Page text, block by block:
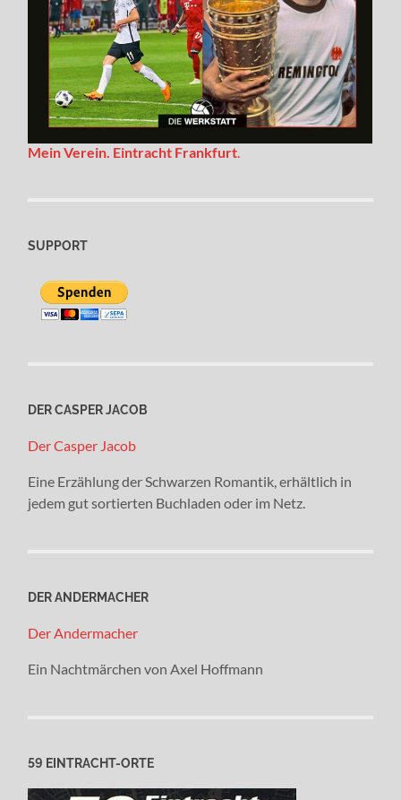
Mein Verein. Eintracht Frankfurt.
SUPPORT
DER CASPER JACOB
Der Casper Jacob
Eine Erzählung der Schwarzen Romantik, erhältlich in
jedem gut sortierten Buchladen oder im Netz.
DER ANDERMACHER
Der Andermacher
Ein Nachtmärchen von Axel Hoffmann
59 EINTRACHT-ORTE